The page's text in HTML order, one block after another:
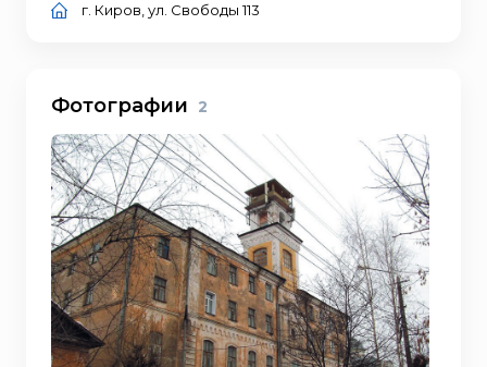
г. Киров, ул. Свободы 113
Фотографии 2